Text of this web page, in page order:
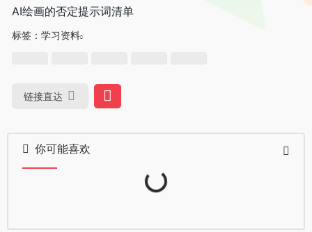
AI绘画的否定提示词清单
标签： 学习资料
链接直达
你可能喜欢
Loading...